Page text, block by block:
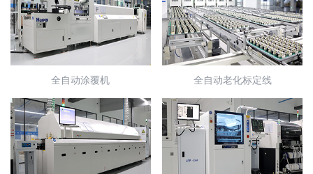
全自动涂覆机 全自动老化标定线